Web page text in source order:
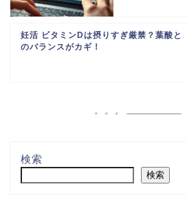
妊活 ビタミンDは摂りすぎ厳禁？葉酸と
のバランスがカギ！
検索
検索